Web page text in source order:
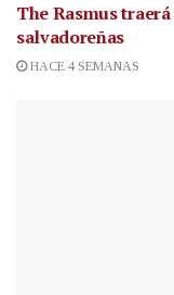
The Rasmus
salvadoreñas
HACE 4 SEMANAS